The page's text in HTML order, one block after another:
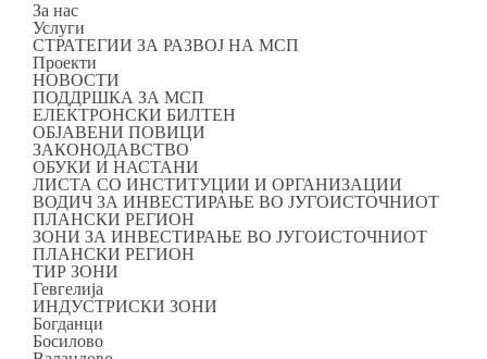
За нас
Услуги
СТРАТЕГИИ ЗА РАЗВОЈ НА МСП
Проекти
НОВОСТИ
ПОДДРШКА ЗА МСП
ЕЛЕКТРОНСКИ БИЛТЕН
ОБЈАВЕНИ ПОВИЦИ
ЗАКОНОДАВСТВО
ОБУКИ И НАСТАНИ
ЛИСТА СО ИНСТИТУЦИИ И ОРГАНИЗАЦИИ
ВОДИЧ ЗА ИНВЕСТИРАЊЕ ВО ЈУГОИСТОЧНИОТ
ПЛАНСКИ РЕГИОН
ЗОНИ ЗА ИНВЕСТИРАЊЕ ВО ЈУГОИСТОЧНИОТ
ПЛАНСКИ РЕГИОН
ТИР ЗОНИ
Гевгелија
ИНДУСТРИСКИ ЗОНИ
Богданци
Босилово